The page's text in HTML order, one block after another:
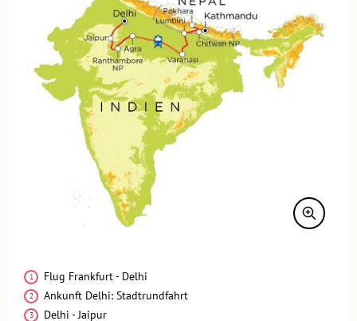
Fluginformationen
Transport
Leistungen
Ausflüge
Reisedokumente
Mahlzeiten
Individuelle An- & Abreise
Klima und Geografie
FOTOS UND VIDEOS
BUCHEN
Flug Frankfurt - Delhi
Ankunft Delhi: Stadtrundfahrt
Delhi - Jaipur